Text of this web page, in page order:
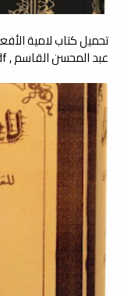
تحميل كتاب لامية
عبد المحسن القاسم , pdf